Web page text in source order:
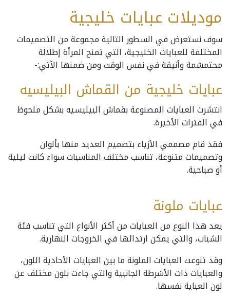
موديلات عبايات خليجية
سوف نستعرض في السطور التالية مجموعة من التصميمات
المختلفة للعبايات الخليجية، التي تمنح المرأة إطلالة
محتمشمة وأنيقة في نفس الوقت ومن ضمنها الآتي:-
عبايات خليجية من القماش البيليسيه
انتشرت العبايات المصنوعة بقماش البيليسيه بشكل ملحوظ
في الفترات الأخيرة.
فقد قام مصممي الأزياء بتصميم العديد منها بألوان
وتصميمات متنوعة، تناسب مختلف المناسبات سواء كانت ليلية
أو صباحية.
عبايات ملونة
يعد هذا النوع من العبايات من أكثر الأنواع التي تناسب فئة
الشباب، والتي يمكن ارتدائها في الخروجات النهارية.
وقد تنوعت العبايات الملونة ما بين العبايات الأحادية اللون،
والعبايات ذات الأشرطة الجانبية والتي جاءت بلون مختلف عن
لون العباية نفسها.